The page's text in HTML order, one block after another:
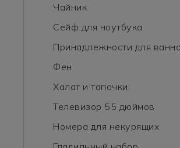
Чайник
Сейф для ноутбука
Принадлежности для
Фен
Халат и тапочки
Телевизор 55 дюймов
Номера для некурящих